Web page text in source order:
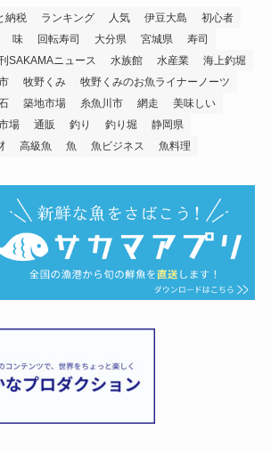
納税 ランキング 人気 伊豆大島
初心者
味 回転寿司 大分県 宮城県
寿司
SAKAMAニュース 水族館 水産業
海上釣堀
牧野くみ
牧野くみのお魚ライナーノーツ
築地市場 糸魚川市 網走
美味しい
場 通販 釣り 釣り堀
静岡県
高級魚 魚 魚ビジネス 魚料理